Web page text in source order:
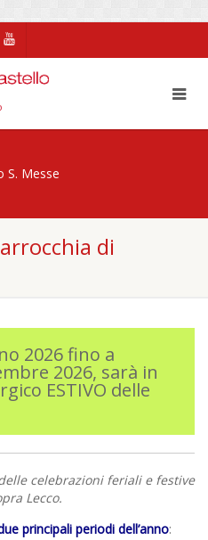
S. Messe
di
2026 fino a
2026, sarà in
ESTIVO delle
celebrazioni feriali e festive
Lecco.
principali periodi dell’anno: